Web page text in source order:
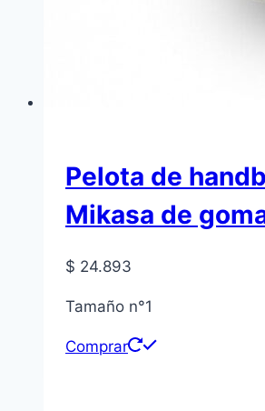
Pelota de
Mikasa de
$ 24.893
Tamaño n°1
Comprar